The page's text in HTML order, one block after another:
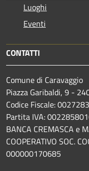
Luoghi
Eventi
CONTATTI
Comune di Caravaggio
Piazza Garibaldi, 9 -
Codice Fiscale:
Partita IVA:
BANCA CREMASCA e
COOPERATIVO SOC.
000000170685